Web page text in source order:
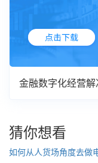
金融数字化经营
猜你想看
如何从人货场角度去做